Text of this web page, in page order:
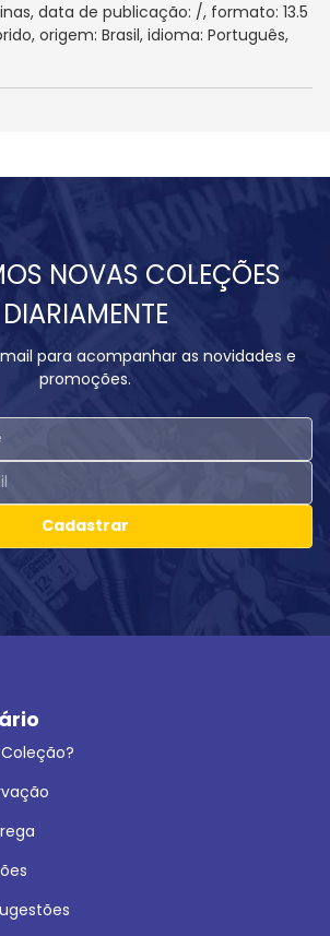
data de publicação: /, formato: 13.5
origem: Brasil, idioma: Português,
NOVAS COLEÇÕES
DIARIAMENTE
para acompanhar as novidades e
promoções.
Cadastrar